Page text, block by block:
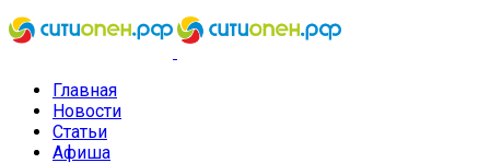
Главная
Новости
Статьи
Афиша